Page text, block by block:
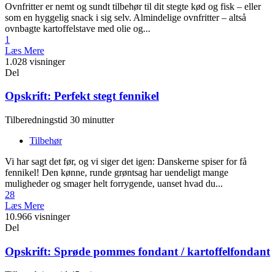
Ovnfritter er nemt og sundt tilbehør til dit stegte kød og fisk – eller
som en hyggelig snack i sig selv. Almindelige ovnfritter – altså
ovnbagte kartoffelstave med olie og...
1
Læs Mere
1.028 visninger
Del
Opskrift: Perfekt stegt fennikel
Tilberedningstid 30 minutter
Tilbehør
Vi har sagt det før, og vi siger det igen: Danskerne spiser for få
fennikel! Den kønne, runde grøntsag har uendeligt mange
muligheder og smager helt forrygende, uanset hvad du...
28
Læs Mere
10.966 visninger
Del
Opskrift: Sprøde pommes fondant / kartoffelfondant